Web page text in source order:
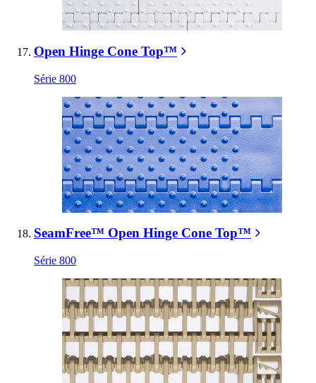
Open Hinge Cone Top™
Série 800
SeamFree™ Open Hinge Cone Top™
Série 800